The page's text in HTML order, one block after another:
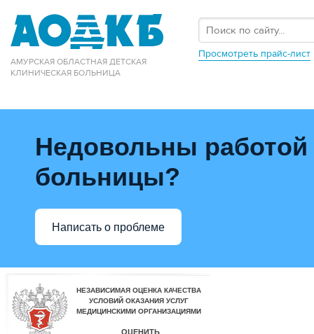
АМУРСКАЯ ОБЛАСТНАЯ ДЕТСКАЯ
КЛИНИЧЕСКАЯ БОЛЬНИЦА
Просмотреть прайс-лист
Недовольны работой
больницы?
Написать о проблеме